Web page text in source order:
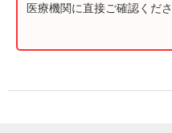
医療機関に直接ご確認くださ